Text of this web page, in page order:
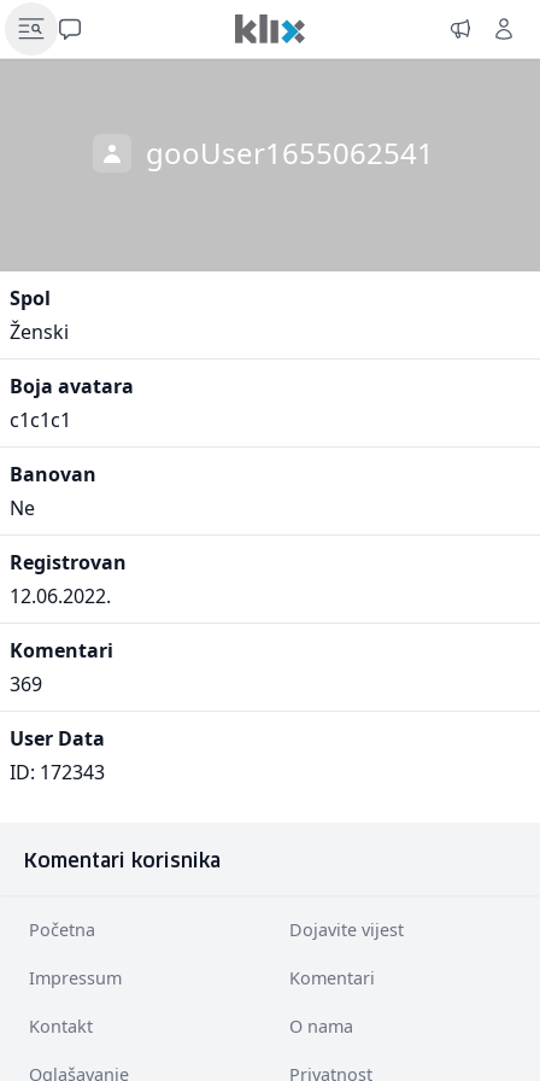
gooUser1655062541
Spol
Ženski
Boja avatara
c1c1c1
Banovan
Ne
Registrovan
12.06.2022.
Komentari
369
User Data
ID: 172343
Komentari korisnika
Početna Dojavite vijest
Impressum Komentari
Kontakt O nama
Oglašavanje Privatnost